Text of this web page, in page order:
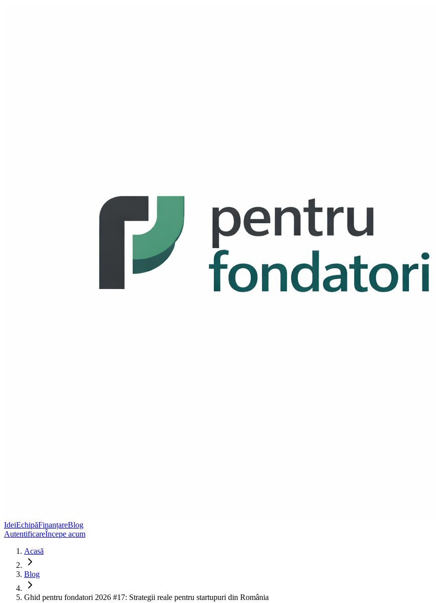
IdeiEchipăFinanțareBlog
AutentificareÎncepe acum
Acasă
Blog
Ghid pentru fondatori 2026 #17: Strategii reale pentru startupuri din România